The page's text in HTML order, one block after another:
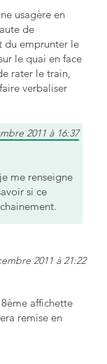
usagère en
de
du emprunter le
le quai en face
rater le train,
verbaliser
2011 à 16:37
me renseigne
si ce
2011 à 21:22
affichette
remise en